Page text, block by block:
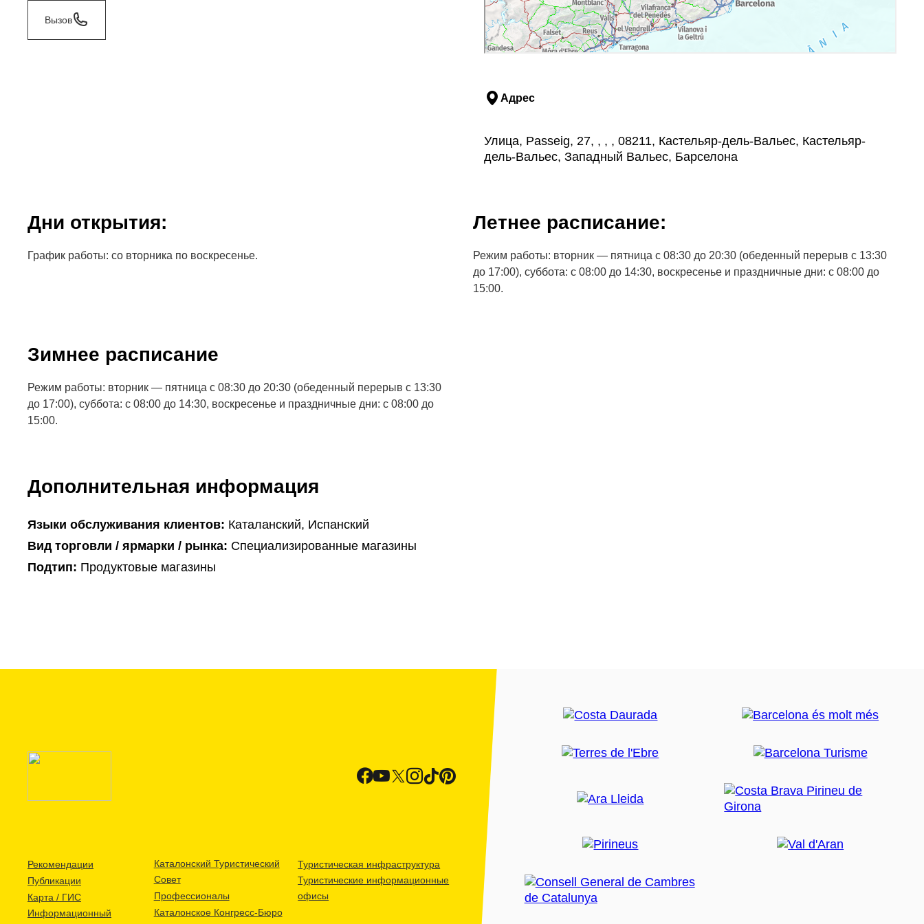
Вызов
Адрес
Улица, Passeig, 27, , , , 08211, Кастельяр-дель-Вальес, Кастельяр-
дель-Вальес, Западный Вальес, Барселона
Дни открытия:
График работы: со вторника по воскресенье.
Летнее расписание:
Режим работы: вторник — пятница с 08:30 до 20:30 (обеденный перерыв с 13:30
до 17:00), суббота: с 08:00 до 14:30, воскресенье и праздничные дни: с 08:00 до
15:00.
Зимнее расписание
Режим работы: вторник — пятница с 08:30 до 20:30 (обеденный перерыв с 13:30
до 17:00), суббота: с 08:00 до 14:30, воскресенье и праздничные дни: с 08:00 до
15:00.
Дополнительная информация
Языки обслуживания клиентов: Каталанский, Испанский
Вид торговли / ярмарки / рынка: Специализированные магазины
Подтип: Продуктовые магазины
Рекомендации
Публикации
Карта / ГИС
Информационный
Каталонский Туристический
Совет
Профессионалы
Каталонское Конгресс-Бюро
Туристическая инфраструктура
Туристические информационные
офисы